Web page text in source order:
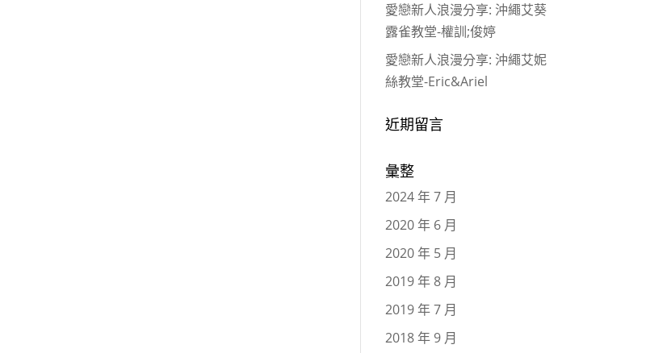
愛戀新人浪漫分享: 沖繩艾葵
露雀教堂-權訓;俊婷
愛戀新人浪漫分享: 沖繩艾妮
絲教堂-Eric&Ariel
近期留言
彙整
2024 年 7 月
2020 年 6 月
2020 年 5 月
2019 年 8 月
2019 年 7 月
2018 年 9 月